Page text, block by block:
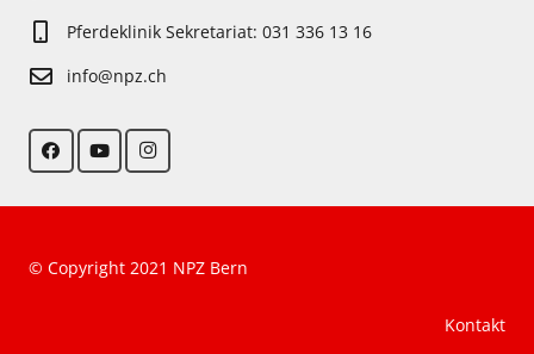
Pferdeklinik Sekretariat: 031 336 13 16
info@npz.ch
© Copyright 2021 NPZ Bern
Kontakt